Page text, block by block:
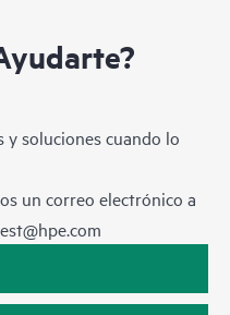
y soluciones cuando lo
un correo electrónico a